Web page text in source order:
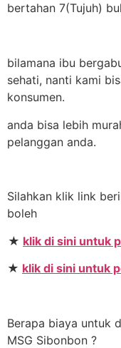
bertahan 7(Tujuh)
bilamana ibu
sehati, nanti kami
konsumen.
anda bisa lebih
pelanggan anda.
Silahkan klik link
boleh
★ klik di sini untuk
★ klik di sini untuk
Berapa biaya untuk
MSG Sibonbon ?